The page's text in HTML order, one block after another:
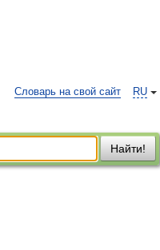
RU
Словарь на свой сайт
Найти!